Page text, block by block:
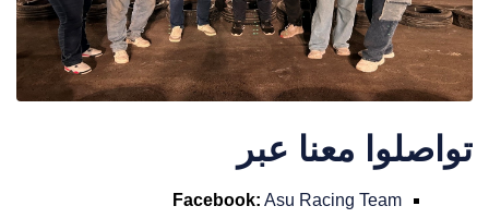
تواصلوا معنا عبر
Facebook: Asu Racing Team